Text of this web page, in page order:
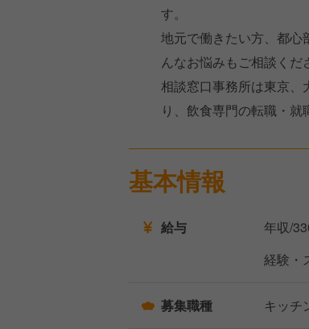
す。
地元で働きたい方、都
んなお悩みもご相談くだ
相談窓口事務所は東京、
り、飲食専門の転職・就
基本情報
給与
年収/
経験・
募集職種 キッチ